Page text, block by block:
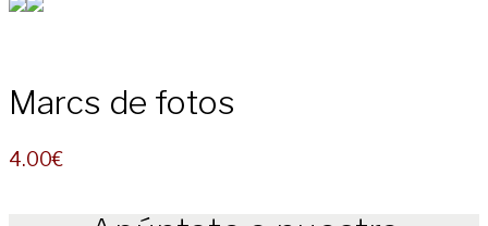
Marcs de fotos
4.00€